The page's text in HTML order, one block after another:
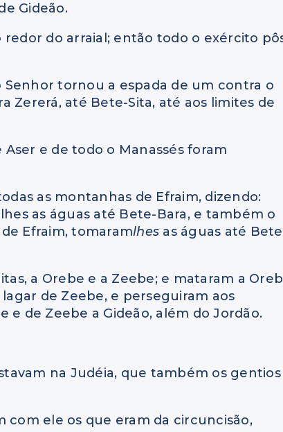
Gideão.
redor do arraial; então todo o exército
Senhor tornou a espada de um contra o
Zererá, até Bete-Sita, até aos limites de
e de todo o Manassés foram
as montanhas de Efraim, dizendo:
as águas até Bete-Bara, e também o
Efraim, tomaramlhes as águas até
a Orebe e a Zeebe; e mataram a
de Zeebe, e perseguiram aos
e de Zeebe a Gideão, além do Jordão.
na Judéia, que também os gentios
com ele os que eram da circuncisão,